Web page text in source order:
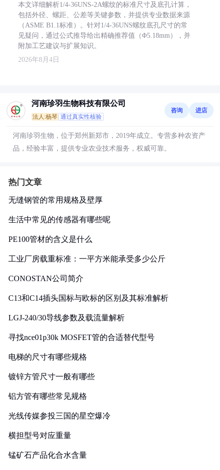
本文详细解析1/4-36UNS-2A螺纹的标准尺寸及底孔计算，
包括外径、螺距、公差等关键参数，并提供专业数据来源
（ASME B1.1标准）。针对1/4-36UNS螺纹底孔尺寸的常
见疑问，通过公式推导给出精确推荐值（Φ5.18mm），并
附加工艺建议与扩展知识。
2026年8月4日
河南珍羽生物科技有限公司
法人:杨琴 通过真实性核验
咨询 进店
河南珍羽生物，位于郑州新郑市，2019年成立。专营多种农资产
品，经验丰富，提供专业农业技术服务，权威可靠。
热门文章
无缝钢管的常用规格及壁厚
生活中常见的传感器有哪些呢
PE100管材的含义是什么
工业厂房载重标准：一平方米能承受多少公斤
CONOSTAN公司简介
C13和C14插头国标与欧标的区别及其标准解析
LGJ-240/30导线参数及载流量解析
寻找nce01p30k MOSFET管的合适替代型号
电梯的尺寸有哪些规格
镀锌方管尺寸一般有哪些
铝方管有哪些常见规格
光线传媒参投三国的星空爆冷
横担型号对应重量
锰矿石产品化合水含量